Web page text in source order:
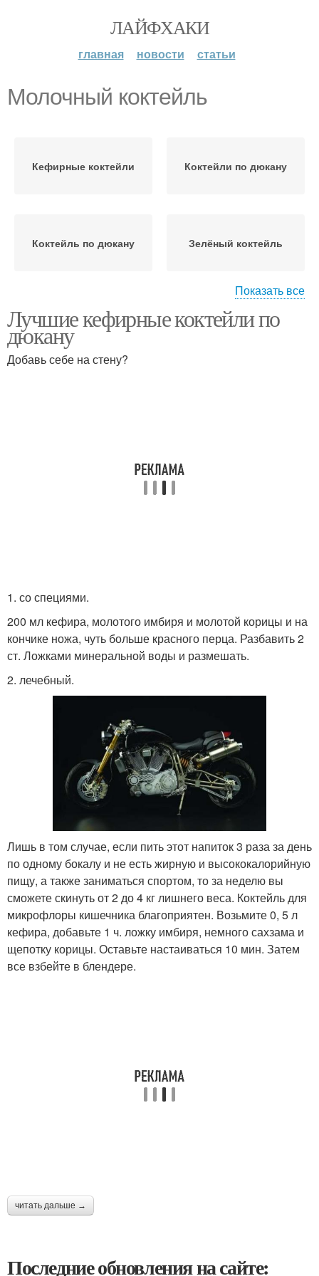
ЛАЙФХАКИ
главная новости статьи
Молочный коктейль
Кефирные коктейли Коктейли по дюкану
Коктейль по дюкану Зелёный коктейль
Коктейль по диете
Показать все
Лучшие кефирные коктейли по
дюкану
Добавь себе на стену?
1. со специями.
200 мл кефира, молотого имбиря и молотой корицы и на
кончике ножа, чуть больше красного перца. Разбавить 2
ст. Ложками минеральной воды и размешать.
2. лечебный.
Лишь в том случае, если пить этот напиток 3 раза за день
по одному бокалу и не есть жирную и высококалорийную
пищу, а также заниматься спортом, то за неделю вы
сможете скинуть от 2 до 4 кг лишнего веса. Коктейль для
микрофлоры кишечника благоприятен. Возьмите 0, 5 л
кефира, добавьте 1 ч. ложку имбиря, немного сахзама и
щепотку корицы. Оставьте настаиваться 10 мин. Затем
все взбейте в блендере.
читать дальше →
Последние обновления на сайте: